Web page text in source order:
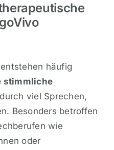
entstehen häufig
stimmliche
viel Sprechen,
Besonders betroffen
wie
oder